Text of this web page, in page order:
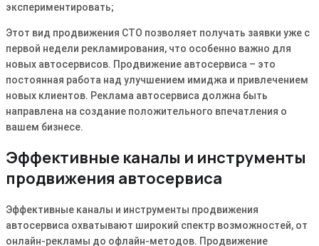
экспериментировать;
Этот вид продвижения СТО позволяет получать заявки уже с
первой недели рекламирования, что особенно важно для
новых автосервисов. Продвижение автосервиса – это
постоянная работа над улучшением имиджа и привлечением
новых клиентов. Реклама автосервиса должна быть
направлена на создание положительного впечатления о
вашем бизнесе.
Эффективные каналы и инструменты
продвижения автосервиса
Эффективные каналы и инструменты продвижения
автосервиса охватывают широкий спектр возможностей, от
онлайн-рекламы до офлайн-методов. Продвижение